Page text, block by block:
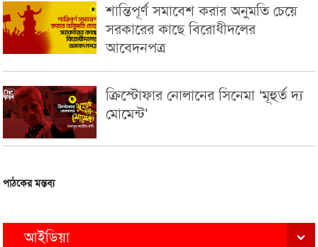
শান্তিপূর্ণ সমাবেশ করার অনুমতি চেয়ে
সরকারের কাছে বিরোধীদলের
আবেদনপত্র
ক্রিস্টোফার নোলানের সিনেমা ‘মূহুর্ত দ্য
মোমেন্ট’
পাঠকের মন্তব্য
আইডিয়া